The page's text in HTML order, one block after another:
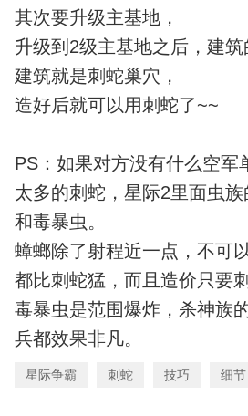
其次要升级主基地，
升级到2级主基地之后，建
建筑就是刺蛇巢穴，
造好后就可以用刺蛇了~~
PS：如果对方没有什么空军
太多的刺蛇，星际2里面虫
和毒暴虫。
蟑螂除了射程近一点，不可
都比刺蛇猛，而且造价只要
毒暴虫是范围爆炸，杀神族
兵都效果非凡。
星际争霸 刺蛇 技巧 细节